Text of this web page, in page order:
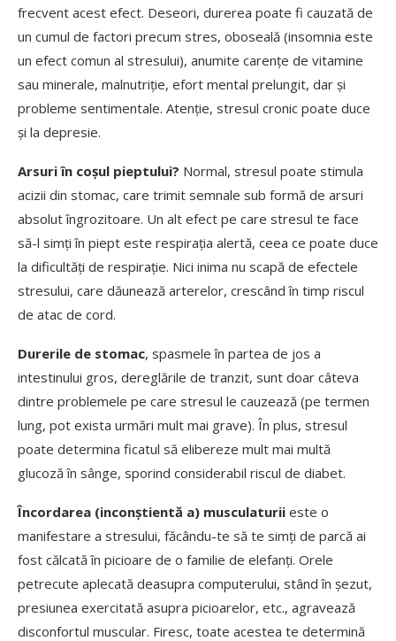
frecvent acest efect. Deseori, durerea poate fi cauzată de
un cumul de factori precum stres, oboseală (insomnia este
un efect comun al stresului), anumite carențe de vitamine
sau minerale, malnutriție, efort mental prelungit, dar și
probleme sentimentale. Atenție, stresul cronic poate duce
și la depresie.
Arsuri în coșul pieptului? Normal, stresul poate stimula
acizii din stomac, care trimit semnale sub formă de arsuri
absolut îngrozitoare. Un alt efect pe care stresul te face
să-l simți în piept este respirația alertă, ceea ce poate duce
la dificultăți de respirație. Nici inima nu scapă de efectele
stresului, care dăunează arterelor, crescând în timp riscul
de atac de cord.
Durerile de stomac, spasmele în partea de jos a
intestinului gros, dereglările de tranzit, sunt doar câteva
dintre problemele pe care stresul le cauzează (pe termen
lung, pot exista urmări mult mai grave). În plus, stresul
poate determina ficatul să elibereze mult mai multă
glucoză în sânge, sporind considerabil riscul de diabet.
Încordarea (inconștientă a) musculaturii este o
manifestare a stresului, făcându-te să te simți de parcă ai
fost călcată în picioare de o familie de elefanți. Orele
petrecute aplecată deasupra computerului, stând în șezut,
presiunea exercitată asupra picioarelor, etc., agravează
disconfortul muscular. Firesc, toate acestea te determină